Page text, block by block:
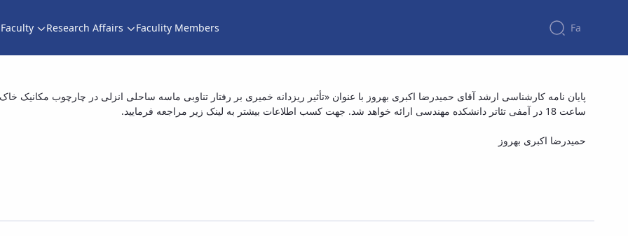
Faculty Research Affairs Faculity Members Fa
پایان نامه کارشناسی ارشد آقای حمیدرضا اکبری بهروز با عنوان «تأثیر ریزدانه خمیری بر
ساعت 18 در آمفی تئاتر دانشکده مهندسی ارائه خواهد شد. جهت کسب اطلاعات بیشتر به لینک زیر مراجعه فرمایید.
حمیدرضا اکبری بهروز